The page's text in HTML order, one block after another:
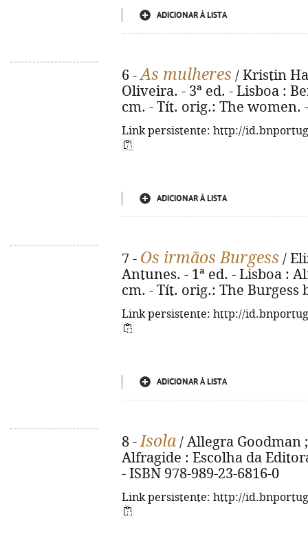
ADICIONAR À LISTA
6 -As mulheres / Kristin
Oliveira. - 3ª ed. - Lisboa :
cm. - Tít. orig.: The women.
Link persistente: http://
ADICIONAR À LISTA
7 - Os irmãos Burgess /
Antunes. - 1ª ed. - Lisboa :
cm. - Tít. orig.: The Burgess
Link persistente: http://
ADICIONAR À LISTA
8 -Isola / Allegra Goodman
Alfragide : Escolha da
- ISBN 978-989-23-6816-0
Link persistente: http://